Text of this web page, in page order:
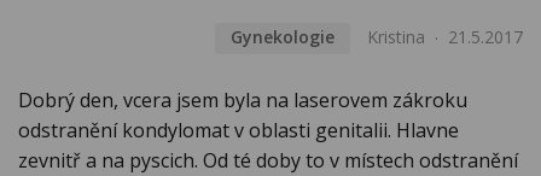
Gynekologie Kristina 21.5.2017
Dobrý den, vcera jsem byla na laserovem zákroku
odstranění kondylomat v oblasti genitalii. Hlavne
zevnitř a na pyscich. Od té doby to v místech odstranění